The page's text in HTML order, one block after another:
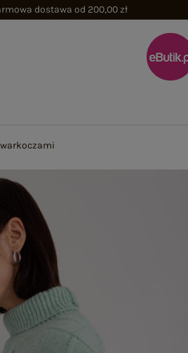
dostawa od 200,00 zł